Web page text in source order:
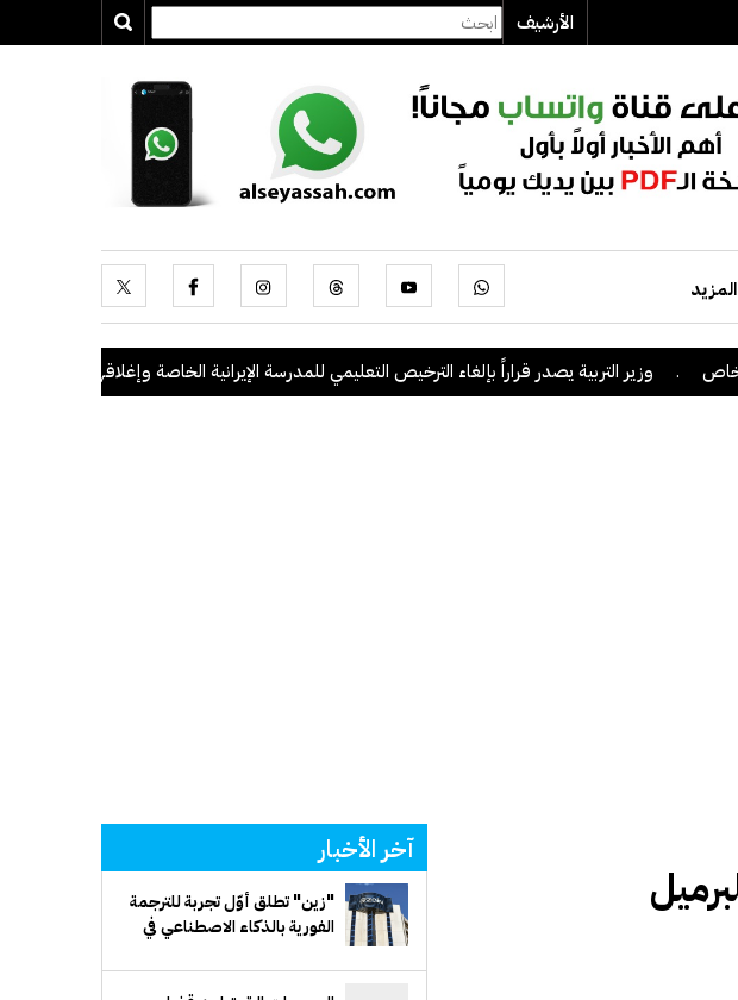
الأرشيف
المزيد
. وزير التربية يصدر قراراً بإلغاء الترخيص التعليمي للمدرسة الإيرانية الخاصة وإغلاقها .
آخر الأخبار
"زين" تطلق أوّل تجربة للترجمة
الفورية بالذكاء الاصطناعي في